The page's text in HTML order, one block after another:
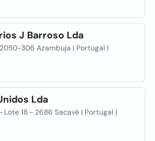
J Barroso Lda
306 Azambuja | Portugal |
Lda
Lote 18 - 2686 Sacavé | Portugal |